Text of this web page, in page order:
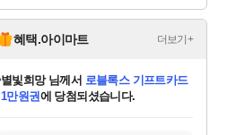
혜택.아이마트 더보기+
별빛희망님께서 로블록스 기프트카드
1만원권에 당첨되셨습니다.